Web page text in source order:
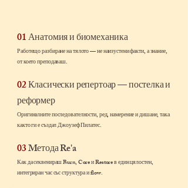
01Анатомия и биомеханика
Работещо разбиране на тялото — не наизустени факти, а знание,
от което преподаваш.
02Класически репертоар — постелка и
реформер
Оригиналните последователности, ред, намерение и дишане, така
както ги е създал Джоузеф Пилатес.
03Mетода Re'a
Как да секвенираш Burn, Core и Restore в един цялостен,
интегриран час със структура и flow.